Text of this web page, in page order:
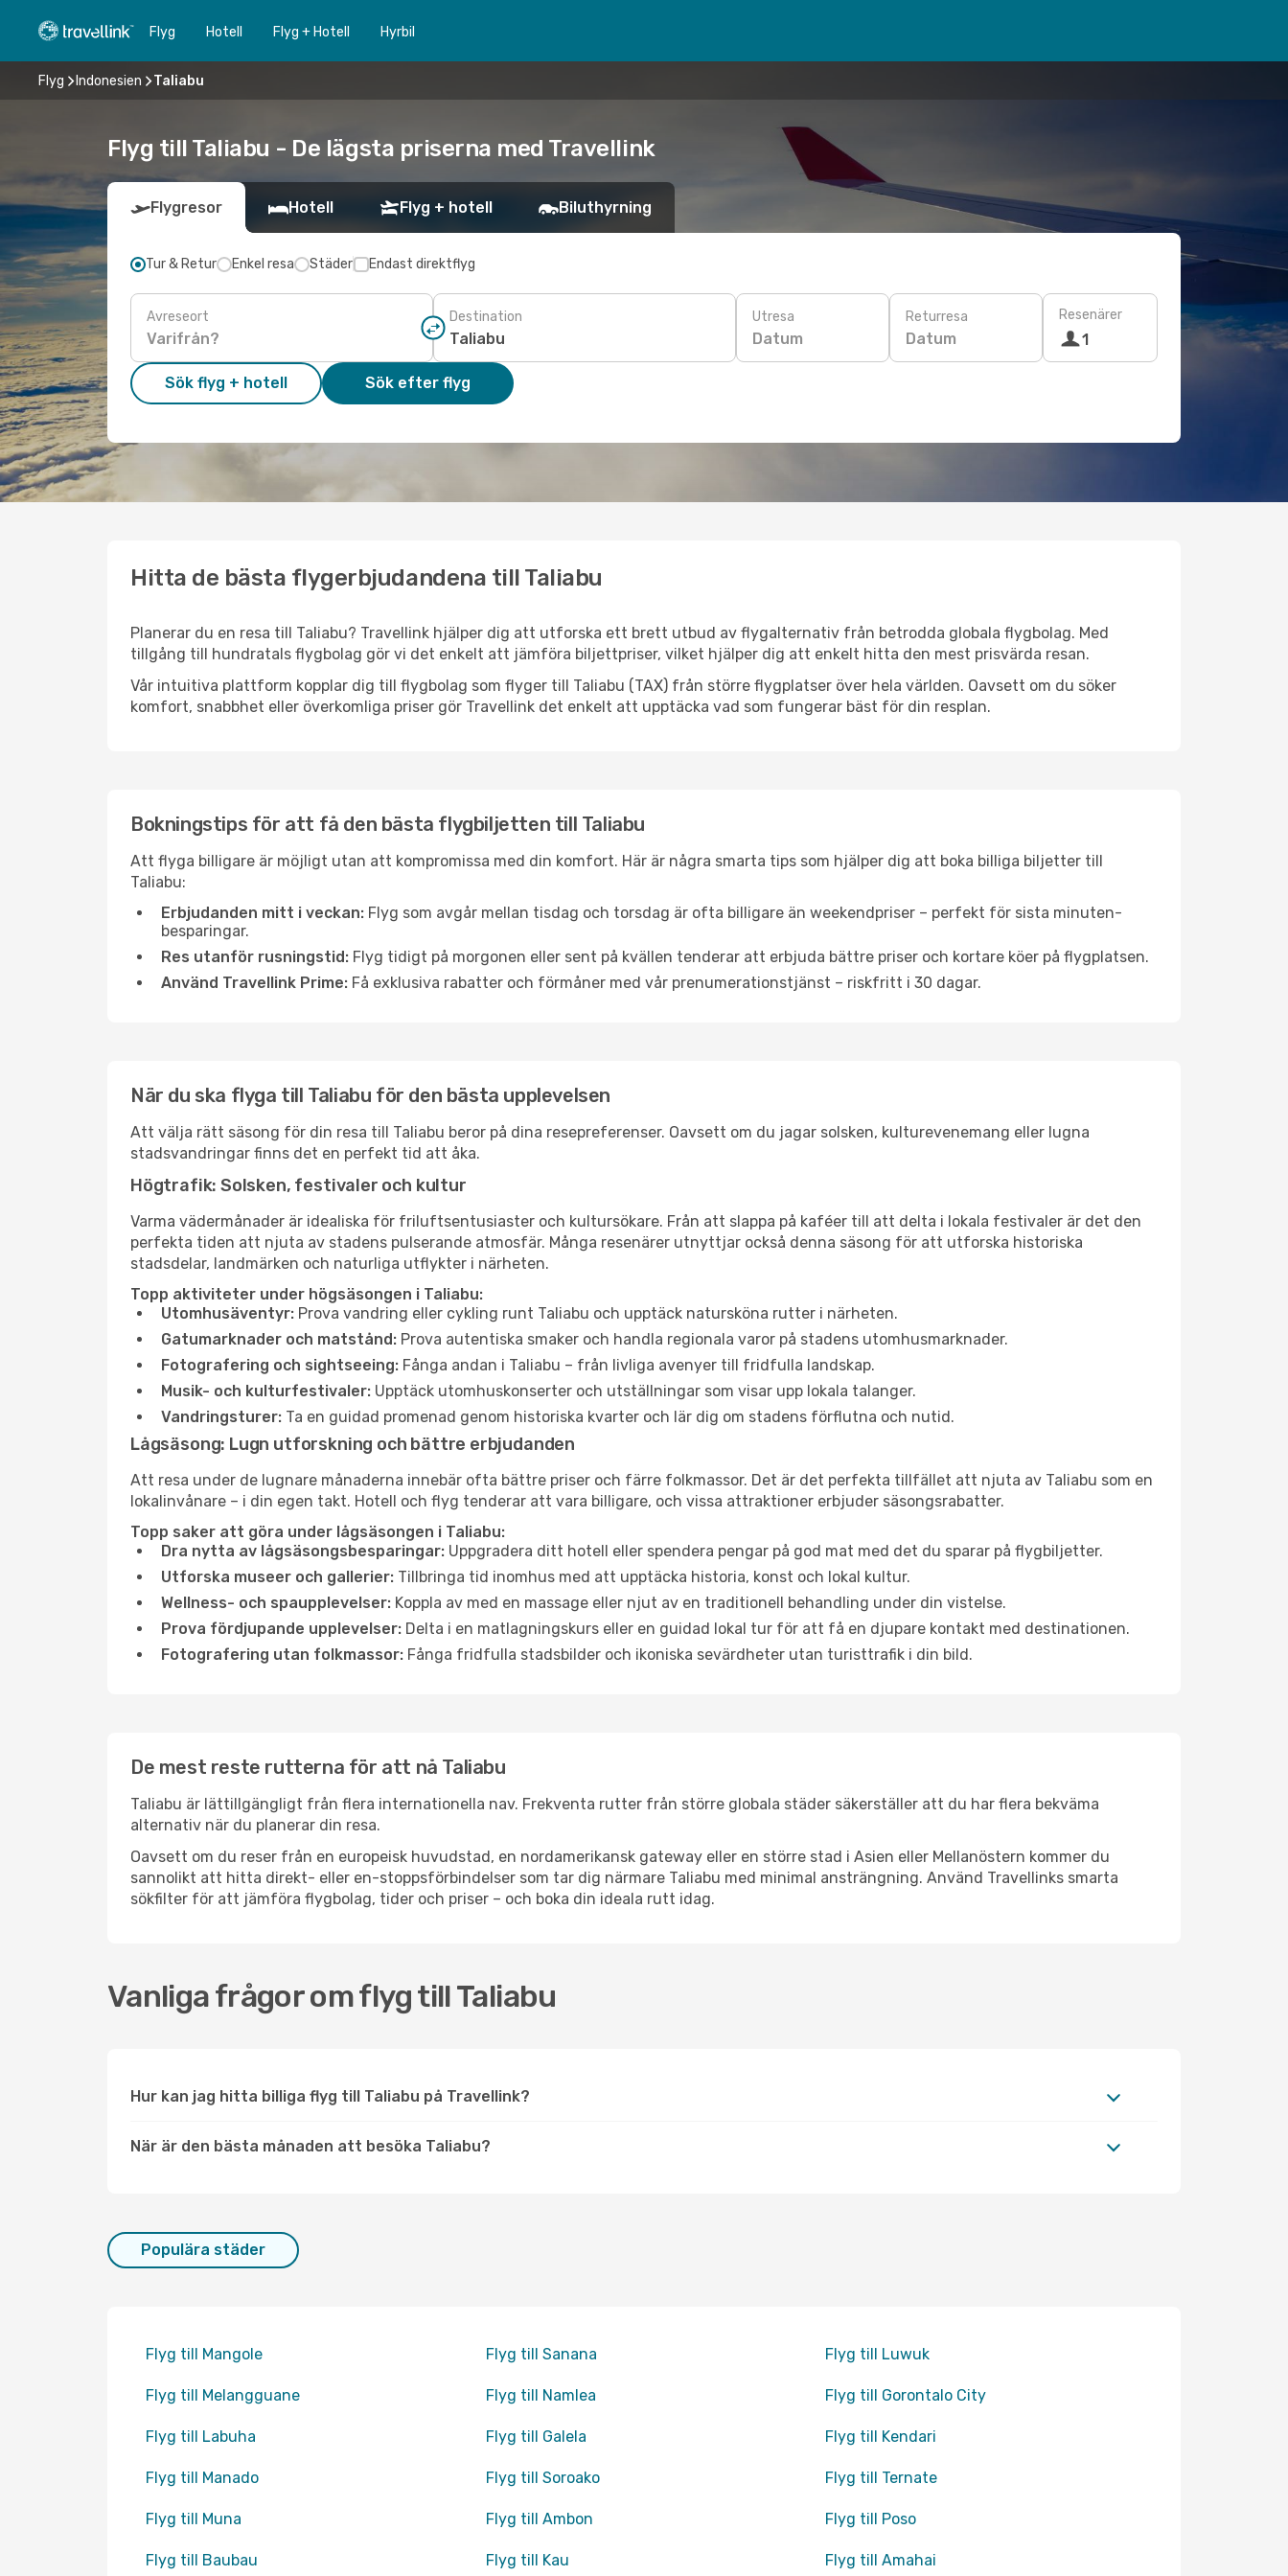
Flyg Hotell Flyg + Hotell Hyrbil
Flyg Indonesien Taliabu
Flyg till Taliabu - De lägsta priserna med Travellink
Flygresor Hotell Flyg + hotell Biluthyrning
Tur & Retur Enkel resa Städer Endast direktflyg
Avreseort Destination Utresa
Datum
Returresa
Datum
Resenärer
1
Sök flyg + hotell Sök efter flyg
Hitta de bästa flygerbjudandena till Taliabu
Planerar du en resa till Taliabu? Travellink hjälper dig att utforska ett brett utbud av flygalternativ från betrodda globala flygbolag. Med
tillgång till hundratals flygbolag gör vi det enkelt att jämföra biljettpriser, vilket hjälper dig att enkelt hitta den mest prisvärda resan.
Vår intuitiva plattform kopplar dig till flygbolag som flyger till Taliabu (TAX) från större flygplatser över hela världen. Oavsett om du söker
komfort, snabbhet eller överkomliga priser gör Travellink det enkelt att upptäcka vad som fungerar bäst för din resplan.
Bokningstips för att få den bästa flygbiljetten till Taliabu
Att flyga billigare är möjligt utan att kompromissa med din komfort. Här är några smarta tips som hjälper dig att boka billiga biljetter till
Taliabu:
Erbjudanden mitt i veckan: Flyg som avgår mellan tisdag och torsdag är ofta billigare än weekendpriser – perfekt för sista minuten-
besparingar.
Res utanför rusningstid: Flyg tidigt på morgonen eller sent på kvällen tenderar att erbjuda bättre priser och kortare köer på flygplatsen.
Använd Travellink Prime: Få exklusiva rabatter och förmåner med vår prenumerationstjänst – riskfritt i 30 dagar.
När du ska flyga till Taliabu för den bästa upplevelsen
Att välja rätt säsong för din resa till Taliabu beror på dina resepreferenser. Oavsett om du jagar solsken, kulturevenemang eller lugna
stadsvandringar finns det en perfekt tid att åka.
Högtrafik: Solsken, festivaler och kultur
Varma vädermånader är idealiska för friluftsentusiaster och kultursökare. Från att slappa på kaféer till att delta i lokala festivaler är det den
perfekta tiden att njuta av stadens pulserande atmosfär. Många resenärer utnyttjar också denna säsong för att utforska historiska
stadsdelar, landmärken och naturliga utflykter i närheten.
Topp aktiviteter under högsäsongen i Taliabu:
Utomhusäventyr: Prova vandring eller cykling runt Taliabu och upptäck natursköna rutter i närheten.
Gatumarknader och matstånd: Prova autentiska smaker och handla regionala varor på stadens utomhusmarknader.
Fotografering och sightseeing: Fånga andan i Taliabu – från livliga avenyer till fridfulla landskap.
Musik- och kulturfestivaler: Upptäck utomhuskonserter och utställningar som visar upp lokala talanger.
Vandringsturer: Ta en guidad promenad genom historiska kvarter och lär dig om stadens förflutna och nutid.
Lågsäsong: Lugn utforskning och bättre erbjudanden
Att resa under de lugnare månaderna innebär ofta bättre priser och färre folkmassor. Det är det perfekta tillfället att njuta av Taliabu som en
lokalinvånare – i din egen takt. Hotell och flyg tenderar att vara billigare, och vissa attraktioner erbjuder säsongsrabatter.
Topp saker att göra under lågsäsongen i Taliabu:
Dra nytta av lågsäsongsbesparingar: Uppgradera ditt hotell eller spendera pengar på god mat med det du sparar på flygbiljetter.
Utforska museer och gallerier: Tillbringa tid inomhus med att upptäcka historia, konst och lokal kultur.
Wellness- och spaupplevelser: Koppla av med en massage eller njut av en traditionell behandling under din vistelse.
Prova fördjupande upplevelser: Delta i en matlagningskurs eller en guidad lokal tur för att få en djupare kontakt med destinationen.
Fotografering utan folkmassor: Fånga fridfulla stadsbilder och ikoniska sevärdheter utan turisttrafik i din bild.
De mest reste rutterna för att nå Taliabu
Taliabu är lättillgängligt från flera internationella nav. Frekventa rutter från större globala städer säkerställer att du har flera bekväma
alternativ när du planerar din resa.
Oavsett om du reser från en europeisk huvudstad, en nordamerikansk gateway eller en större stad i Asien eller Mellanöstern kommer du
sannolikt att hitta direkt- eller en-stoppsförbindelser som tar dig närmare Taliabu med minimal ansträngning. Använd Travellinks smarta
sökfilter för att jämföra flygbolag, tider och priser – och boka din ideala rutt idag.
Vanliga frågor om flyg till Taliabu
Hur kan jag hitta billiga flyg till Taliabu på Travellink?
När är den bästa månaden att besöka Taliabu?
Populära städer
Flyg till Mangole Flyg till Sanana Flyg till Luwuk
Flyg till Melangguane Flyg till Namlea Flyg till Gorontalo City
Flyg till Labuha Flyg till Galela Flyg till Kendari
Flyg till Manado Flyg till Soroako Flyg till Ternate
Flyg till Muna Flyg till Ambon Flyg till Poso
Flyg till Baubau Flyg till Kau Flyg till Amahai